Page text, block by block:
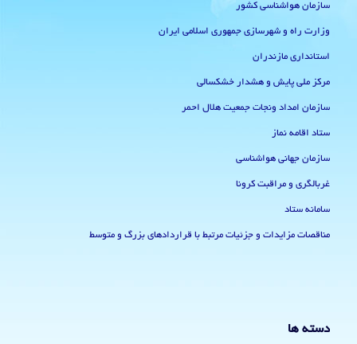
سازمان هواشناسی کشور
وزارت راه و شهرسازی جمهوری اسلامی ایران
استانداری مازندران
مرکز ملی پایش و هشدار خشکسالی
سازمان امداد ونجات جمعیت هلال احمر
ستاد اقامه نماز
سازمان جهانی هواشناسی
غربالگری و مراقبت کرونا
سامانه ستاد
مناقصات مزایدات و جزئیات مرتبط با قراردادهای بزرگ و متوسط
دسته ها